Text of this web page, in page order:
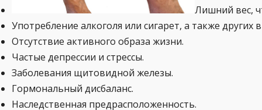
Лишний вес,
Употребление алкоголя или сигарет, а также других
Отсутствие активного образа жизни.
Частые депрессии и стрессы.
Заболевания щитовидной железы.
Гормональный дисбаланс.
Наследственная предрасположенность.